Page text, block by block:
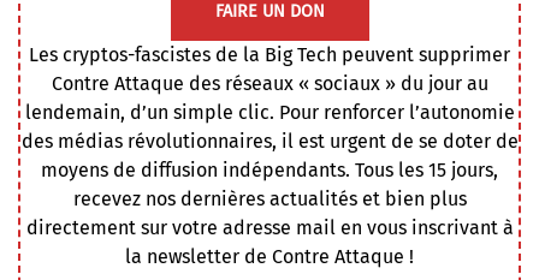
FAIRE UN DON
Les cryptos-fascistes de la Big Tech peuvent supprimer
Contre Attaque des réseaux « sociaux » du jour au
lendemain, d’un simple clic. Pour renforcer l’autonomie
des médias révolutionnaires, il est urgent de se doter de
moyens de diffusion indépendants. Tous les 15 jours,
recevez nos dernières actualités et bien plus
directement sur votre adresse mail en vous inscrivant à
la newsletter de Contre Attaque !